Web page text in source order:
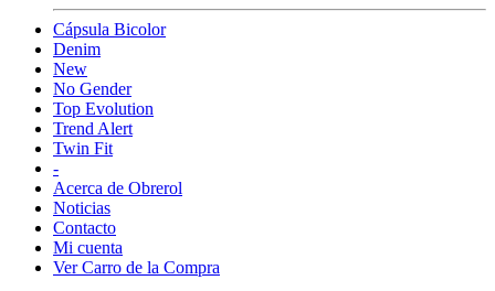
Cápsula Bicolor
Denim
New
No Gender
Top Evolution
Trend Alert
Twin Fit
-
Acerca de Obrerol
Noticias
Contacto
Mi cuenta
Ver Carro de la Compra